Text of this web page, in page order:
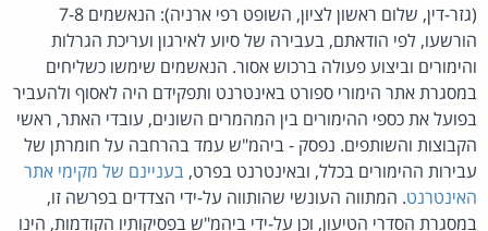
(גזר-דין, שלום ראשון לציון, השופט רפי ארניה): הנאשמים 7-8
הורשעו, לפי הודאתם, בעבירה של סיוע לאירגון ועריכת הגרלות
והימורים וביצוע פעולה ברכוש אסור. הנאשמים שימשו כשליחים
במסגרת אתר הימורי ספורט באינטרנט ותפקידם היה לאסוף ולהעביר
בפועל את כספי ההימורים בין המהמרים השונים, עובדי האתר, ראשי
הקבוצות והשותפים. נפסק - ביהמ"ש עמד בהרחבה על חומרתן של
עבירות ההימורים בכלל, ובאינטרנט בפרט, בעניינם של מקימי אתר
האינטרנט. המתווה העונשי שהותווה על-ידי הצדדים בפרשה זו,
במסגרת הסדרי הטיעון, וכן על-ידי ביהמ"ש בפסיקותיו הקודמות, הינו